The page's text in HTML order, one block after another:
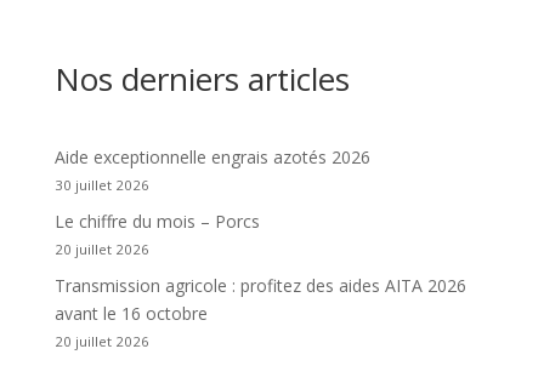
Nos derniers articles
Aide exceptionnelle engrais azotés 2026
30 juillet 2026
Le chiffre du mois – Porcs
20 juillet 2026
Transmission agricole : profitez des aides AITA 2026
avant le 16 octobre
20 juillet 2026